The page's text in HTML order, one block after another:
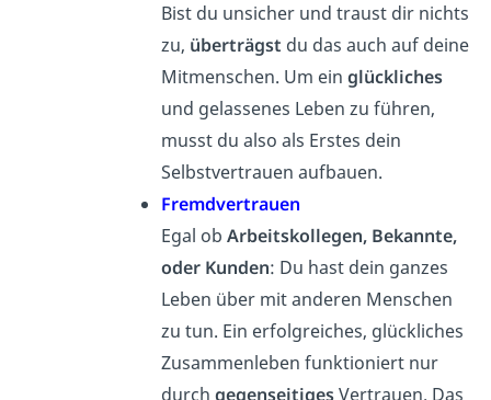
Bist du unsicher und traust dir nichts
zu, überträgst du das auch auf deine
Mitmenschen. Um ein glückliches
und gelassenes Leben zu führen,
musst du also als Erstes dein
Selbstvertrauen aufbauen.
Fremdvertrauen
Egal ob Arbeitskollegen, Bekannte,
oder Kunden: Du hast dein ganzes
Leben über mit anderen Menschen
zu tun. Ein erfolgreiches, glückliches
Zusammenleben funktioniert nur
durch gegenseitigesVertrauen. Das